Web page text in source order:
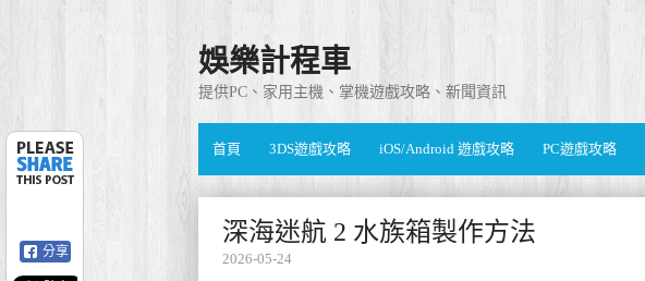
娛樂計程車
提供PC、家用主機、掌機遊戲攻略、新聞資訊
首頁 3DS遊戲攻略 iOS/Android 遊戲攻略 PC遊戲攻略
深海迷航 2 水族箱製作方法
2026-05-24
分享